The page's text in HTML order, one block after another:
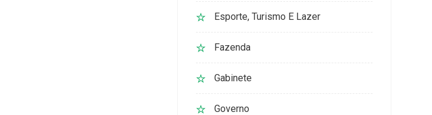
Esporte, Turismo E Lazer
Fazenda
Gabinete
Governo